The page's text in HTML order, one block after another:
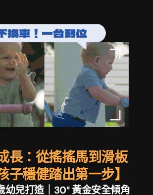
長：從搖搖馬到滑板
子穩健踏出第一步】
幼兒打造｜30° 黃金安全傾角